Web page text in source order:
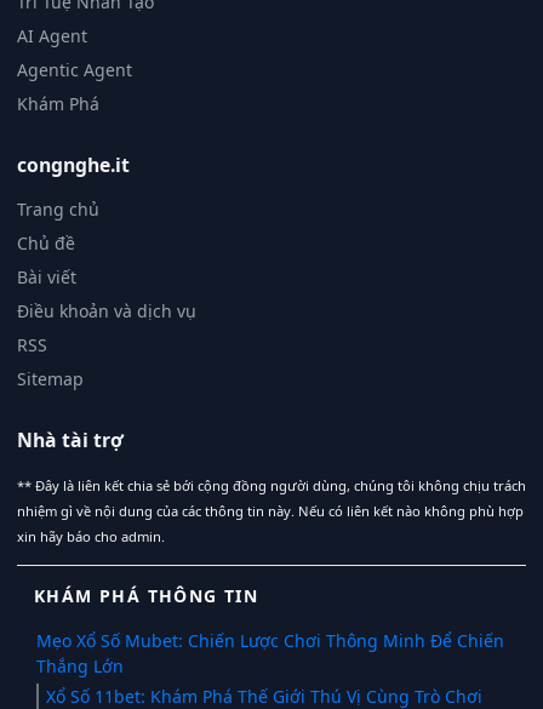
AI Agent
Agentic Agent
Khám Phá
congnghe.it
Trang chủ
Chủ đề
Bài viết
Điều khoản và dịch vụ
RSS
Sitemap
Nhà tài trợ
** Đây là liên kết chia sẻ bới cộng đồng người dùng, chúng tôi không chịu trách
nhiệm gì về nội dung của các thông tin này. Nếu có liên kết nào không phù hợp
xin hãy báo cho admin.
KHÁM PHÁ THÔNG TIN
Mẹo Xổ Số Mubet: Chiến Lược Chơi Thông Minh Để Chiến
Thắng Lớn
Xổ Số 11bet: Khám Phá Thế Giới Thú Vị Cùng Trò Chơi